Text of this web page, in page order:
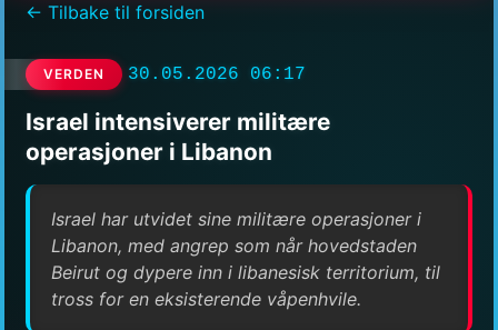
← Tilbake til forsiden
VERDEN 30.05.2026 06:17
Israel intensiverer militære
operasjoner i Libanon
Israel har utvidet sine militære operasjoner i
Libanon, med angrep som når hovedstaden
Beirut og dypere inn i libanesisk territorium, til
tross for en eksisterende våpenhvile.